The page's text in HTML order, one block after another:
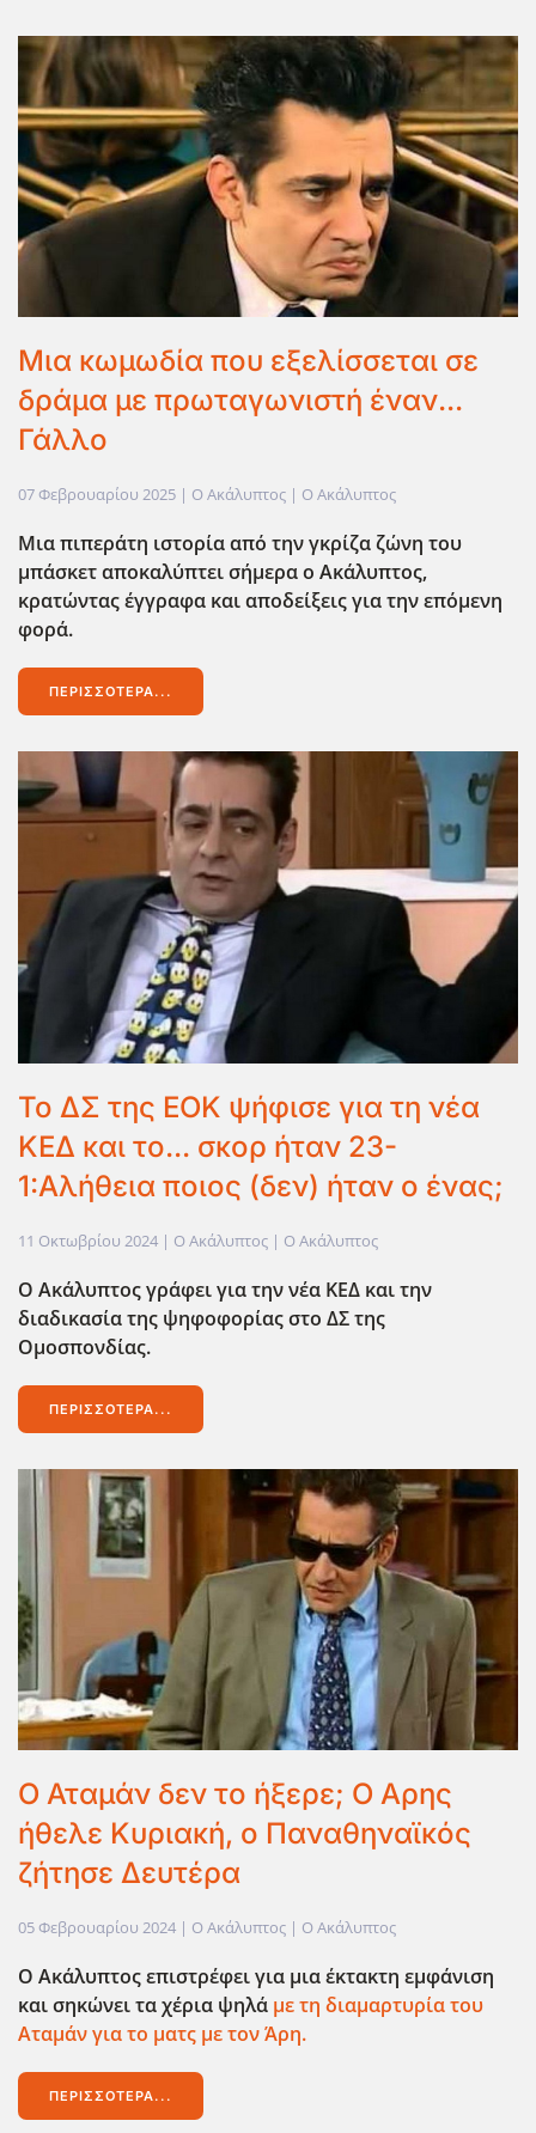
Μια κωμωδία που εξελίσσεται σε
δράμα με πρωταγωνιστή έναν...
Γάλλο
07 Φεβρουαρίου 2025 | Ο Ακάλυπτος | Ο Ακάλυπτος
Μια πιπεράτη ιστορία από την γκρίζα ζώνη του
μπάσκετ αποκαλύπτει σήμερα ο Ακάλυπτος,
κρατώντας έγγραφα και αποδείξεις για την επόμενη
φορά.
ΠΕΡΙΣΣΌΤΕΡΑ...
Το ΔΣ της ΕΟΚ ψήφισε για τη νέα
ΚΕΔ και το... σκορ ήταν 23-
1:Αλήθεια ποιος (δεν) ήταν ο ένας;
11 Οκτωβρίου 2024 | Ο Ακάλυπτος | Ο Ακάλυπτος
Ο Ακάλυπτος γράφει για την νέα ΚΕΔ και την
διαδικασία της ψηφοφορίας στο ΔΣ της
Ομοσπονδίας.
ΠΕΡΙΣΣΌΤΕΡΑ...
Ο Αταμάν δεν το ήξερε; Ο Αρης
ήθελε Κυριακή, ο Παναθηναϊκός
ζήτησε Δευτέρα
05 Φεβρουαρίου 2024 | Ο Ακάλυπτος | Ο Ακάλυπτος
Ο Ακάλυπτος επιστρέφει για μια έκτακτη εμφάνιση
και σηκώνει τα χέρια ψηλά με τη διαμαρτυρία του
Αταμάν για το ματς με τον Άρη.
ΠΕΡΙΣΣΌΤΕΡΑ...